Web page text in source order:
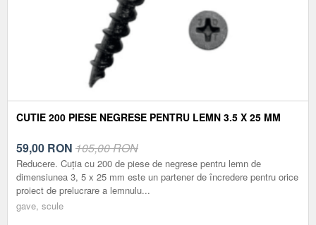
CUTIE 200 PIESE NEGRESE PENTRU LEMN 3.5 X 25 MM
59,00 RON 105,00 RON
Reducere. Cuția cu 200 de piese de negrese pentru lemn de
dimensiunea 3, 5 x 25 mm este un partener de încredere pentru orice
proiect de prelucrare a lemnulu...
gave, scule